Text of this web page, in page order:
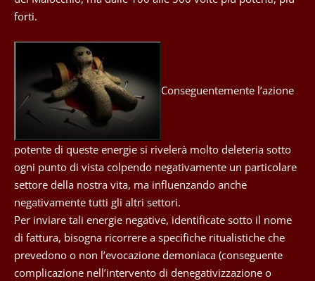
forti.
Conseguentemente l’azione
potente di queste energie si rivelerà molto deleteria sotto
ogni punto di vista colpendo negativamente un particolare
settore della nostra vita, ma influenzando anche
negativamente tutti gli altri settori.
Per inviare tali energie negative, identificate sotto il nome
di fattura, bisogna ricorrere a specifiche ritualistiche che
prevedono o non l’evocazione demoniaca (conseguente
complicazione nell’intervento di denegativizzazione o